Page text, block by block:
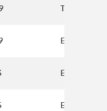
T0191
E5341
E8531
E9044